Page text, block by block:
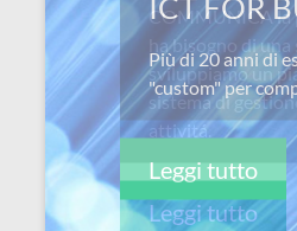
Ingegneri
per
passione
COMMUNICA la
ha bisogno di
sviluppiamo un
sistema di
attivitá.
Leggi tutto